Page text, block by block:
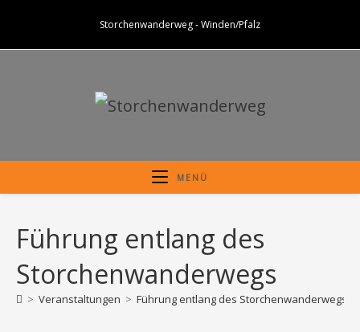
springen
Storchenwanderweg - Winden/Pfalz
MENÜ
Führung entlang des
Storchenwanderwegs
> Veranstaltungen > Führung entlang des Storchenwanderwegs